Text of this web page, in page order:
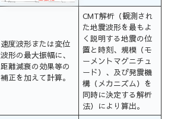
速度波形または変位
波形の最大振幅に、
距離減衰の効果等の
補正を加えて計算。
CMT解析（観測され
た地震波形を最もよ
く説明する地震の位
置と時刻、規模（モ
ーメントマグニチュ
ード）、及び発震機
構（メカニズム）を
同時に決定する解析
法）により算出。